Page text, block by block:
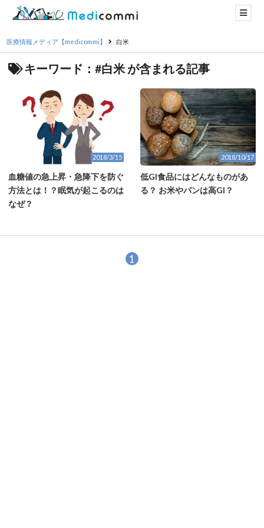
医療情報メディア【medicommi】 白米
キーワード：#白米 が含まれる記事
2018/3/15
血糖値の急上昇・急降下を防ぐ
方法とは！？眠気が起こるのは
なぜ？
2018/10/17
低GI食品にはどんなものがあ
る？ お米やパンは高GI？
1